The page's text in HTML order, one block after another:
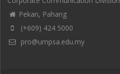
Pekan, Pahang
(+609) 424 5000
pro@umpsa.edu.my